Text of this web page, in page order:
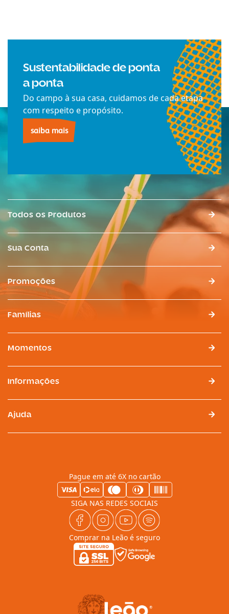
Sustentabilidade de ponta
a ponta
Do campo à sua casa, cuidamos de cada etapa
com respeito e propósito.
saiba mais
Todos os Produtos
Sua Conta
Promoções
Famílias
Momentos
Informações
Ajuda
Pague em até 6X no cartão
SIGA NAS REDES SOCIAIS
Comprar na Leão é seguro